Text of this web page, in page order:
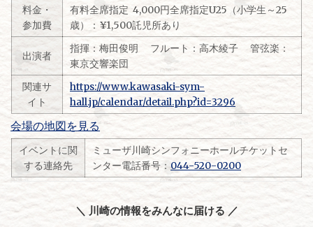
料金・
参加費
有料全席指定 4,000円全席指定U25（小学生～25
歳）：¥1,500託児所あり
出演者
指揮：梅田俊明 フルート：高木綾子 管弦楽：
東京交響楽団
関連サ
イト
https://www.kawasaki-sym-
hall.jp/calendar/detail.php?id=3296
会場の地図を見る
イベントに関
する連絡先
ミューザ川崎シンフォニーホールチケットセ
ンター電話番号：044-520-0200
＼ 川崎の情報をみんなに届ける ／